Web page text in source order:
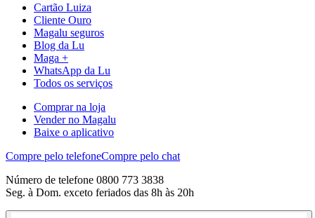
Cartão Luiza
Cliente Ouro
Magalu seguros
Blog da Lu
Maga +
WhatsApp da Lu
Todos os serviços
Comprar na loja
Vender no Magalu
Baixe o aplicativo
Compre pelo telefoneCompre pelo chat
Número de telefone 0800 773 3838
Seg. à Dom. exceto feriados das 8h às 20h